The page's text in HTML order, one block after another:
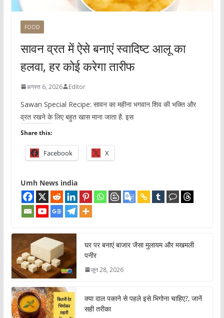
FOOD
सावन व्रत में ऐसे बनाएं स्वादिष्ट आलू का
हलवा, हर कोई करेगा तारीफ
अगस्त 6, 2026 Editor
Sawan Special Recipe: सावन का महीना भगवान शिव की भक्ति और
व्रत रखने के लिए बहुत खास माना जाता है. इस
Share this:
Facebook X
Umh News india
घर पर बनाएं बाजार जैसा मुलायम और मखमली
पनीर
जून 28, 2026
क्या दाल पकाने से पहले इसे भिगोना चाहिए?, जानें
सही तरीका